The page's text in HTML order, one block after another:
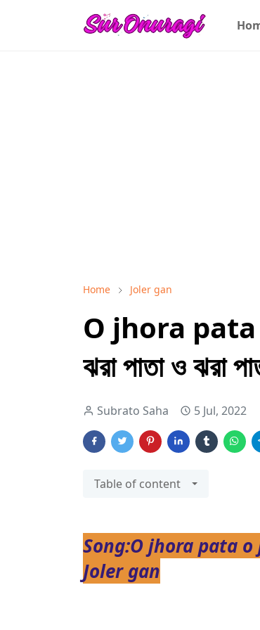
Home Joler gan
O jhora
ঝরা পাতা ও ঝরা
Subrato Saha 5 Jul, 2022
Table of content
Song:O jhora pata
Joler gan